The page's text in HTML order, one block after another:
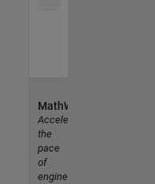
MathWorks
Accelerating
the
pace
of
engineering